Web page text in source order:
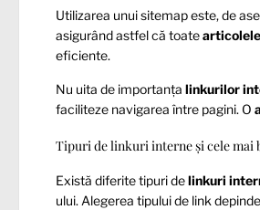
Utilizarea unui sitemap este, de
asigurând astfel că toate
eficiente.
Nu uita de importanța linkurilor
faciliteze navigarea între pagini. O
Tipuri de linkuri interne și cele mai
Există diferite tipuri delinkuri
ului. Alegerea tipului de link